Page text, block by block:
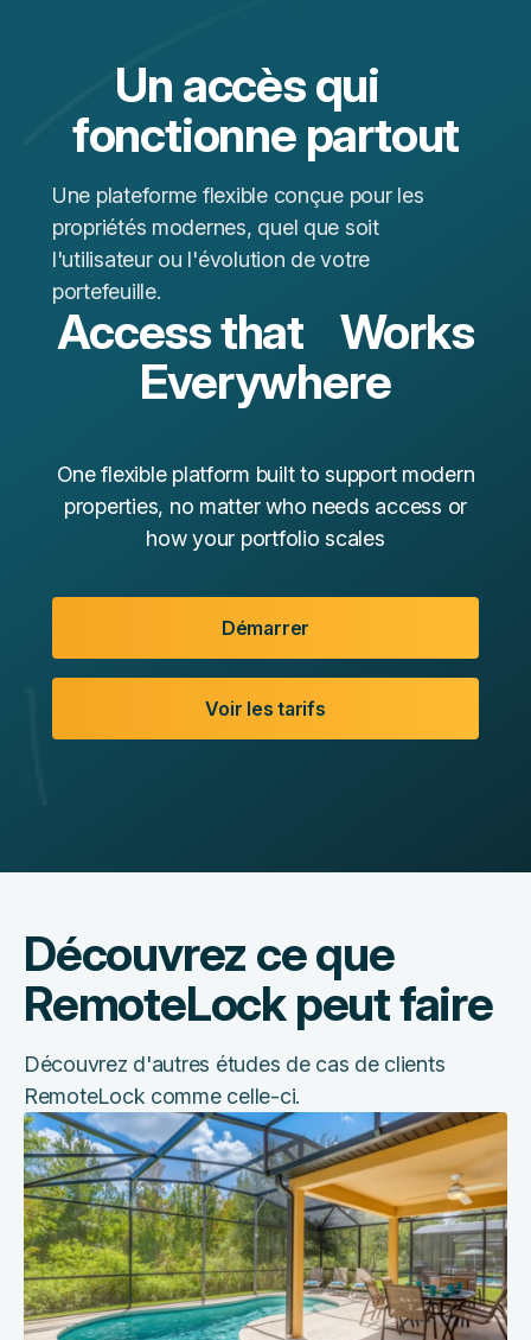
Un accès qui
fonctionne partout
Une plateforme flexible conçue pour les
propriétés modernes, quel que soit
l'utilisateur ou l'évolution de votre
portefeuille.
Access that Works
Everywhere
One flexible platform built to support modern
properties, no matter who needs access or
how your portfolio scales
Démarrer
Voir les tarifs
Découvrez ce que
RemoteLock peut faire
Découvrez d'autres études de cas de clients
RemoteLock comme celle-ci.
Comment
une
entreprise
de
location
de
vacances
se